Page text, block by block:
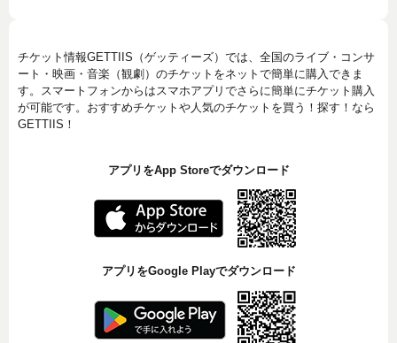
チケット情報GETTIIS（ゲッティーズ）では、全国のライブ・コンサ
ート・映画・音楽（観劇）のチケットをネットで簡単に購入できま
す。スマートフォンからはスマホアプリでさらに簡単にチケット購入
が可能です。おすすめチケットや人気のチケットを買う！探す！なら
GETTIIS！
アプリをApp Storeでダウンロード
アプリをGoogle Playでダウンロード